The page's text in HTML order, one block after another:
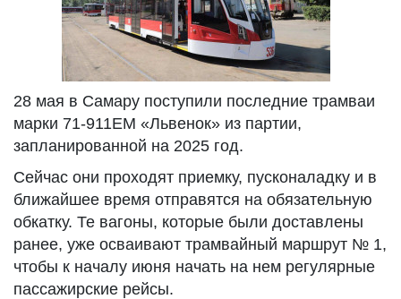
28 мая в Самару поступили последние трамваи
марки 71-911ЕМ «Львенок» из партии,
запланированной на 2025 год.
Сейчас они проходят приемку, пусконаладку и в
ближайшее время отправятся на обязательную
обкатку. Те вагоны, которые были доставлены
ранее, уже осваивают трамвайный маршрут № 1,
чтобы к началу июня начать на нем регулярные
пассажирские рейсы.